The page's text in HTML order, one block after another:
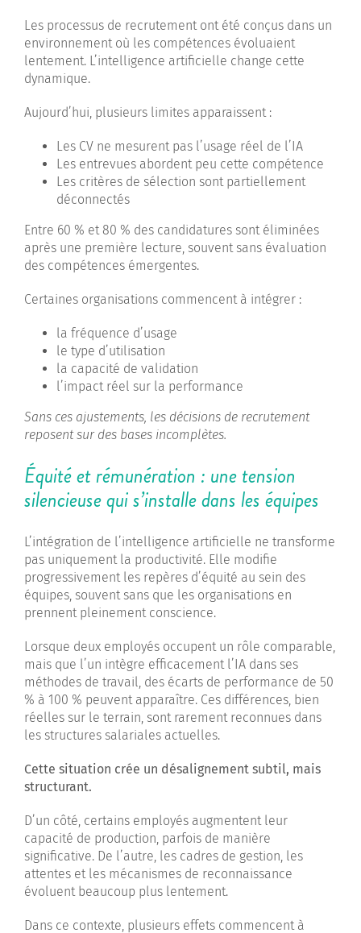
Les processus de recrutement ont été conçus dans un
environnement où les compétences évoluaient
lentement. L’intelligence artificielle change cette
dynamique.
Aujourd’hui, plusieurs limites apparaissent :
Les CV ne mesurent pas l’usage réel de l’IA
Les entrevues abordent peu cette compétence
Les critères de sélection sont partiellement
déconnectés
Entre 60 % et 80 % des candidatures sont éliminées
après une première lecture, souvent sans évaluation
des compétences émergentes.
Certaines organisations commencent à intégrer :
la fréquence d’usage
le type d’utilisation
la capacité de validation
l’impact réel sur la performance
Sans ces ajustements, les décisions de recrutement
reposent sur des bases incomplètes.
Équité et rémunération : une tension
silencieuse qui s’installe dans les équipes
L’intégration de l’intelligence artificielle ne transforme
pas uniquement la productivité. Elle modifie
progressivement les repères d’équité au sein des
équipes, souvent sans que les organisations en
prennent pleinement conscience.
Lorsque deux employés occupent un rôle comparable,
mais que l’un intègre efficacement l’IA dans ses
méthodes de travail, des écarts de performance de 50
% à 100 % peuvent apparaître. Ces différences, bien
réelles sur le terrain, sont rarement reconnues dans
les structures salariales actuelles.
Cette situation crée un désalignement subtil, mais
structurant.
D’un côté, certains employés augmentent leur
capacité de production, parfois de manière
significative. De l’autre, les cadres de gestion, les
attentes et les mécanismes de reconnaissance
évoluent beaucoup plus lentement.
Dans ce contexte, plusieurs effets commencent à